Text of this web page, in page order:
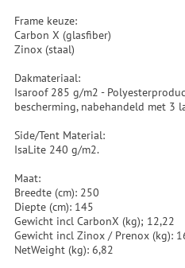
Frame keuze:
Carbon X (glasfiber)
Zinox (staal)
Dakmateriaal:
Isaroof 285 g/m2 -
bescherming, nabehandeld met 3
Side/Tent Material:
IsaLite 240 g/m2.
Maat:
Breedte (cm): 250
Diepte (cm): 145
Gewicht incl CarbonX (kg); 12,22
Gewicht incl Zinox / Prenox (kg):
NetWeight (kg): 6,82